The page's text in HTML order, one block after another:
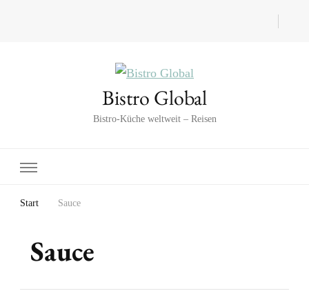
Bistro Global
Bistro-Küche weltweit – Reisen
Start Sauce
Sauce